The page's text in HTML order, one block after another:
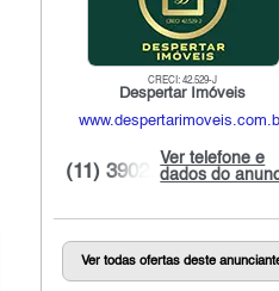
CRECI: 42.529-J
Despertar Imóveis
Ver telefone e
dados do
(11) 3902...
Ver todas ofertas deste